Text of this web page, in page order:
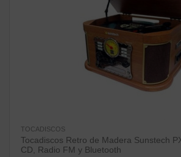
TOCADISCOS
Tocadiscos Retro de Madera Sunstech
CD, Radio FM y Bluetooth